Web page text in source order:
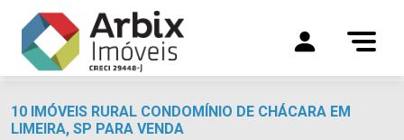
10 IMÓVEIS RURAL CONDOMÍNIO DE CHÁCARA EM
LIMEIRA, SP PARA VENDA